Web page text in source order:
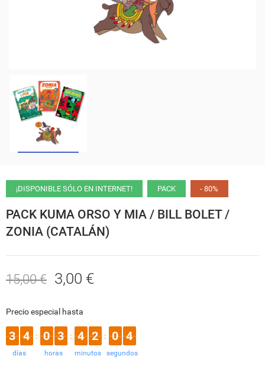
¡DISPONIBLE SÓLO EN INTERNET! PACK - 80%
PACK KUMA ORSO Y MIA / BILL BOLET /
ZONIA (CATALÁN)
15,00 € 3,00 €
Precio especial hasta
3 4
días
: 0 3
horas
: 4 2
minutos
: 0 4
segundos